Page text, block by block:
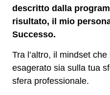
descritto dalla
risultato, il mio
Successo.
Tra l’altro, il mindset
esagerato sia sulla tua
sfera professionale.